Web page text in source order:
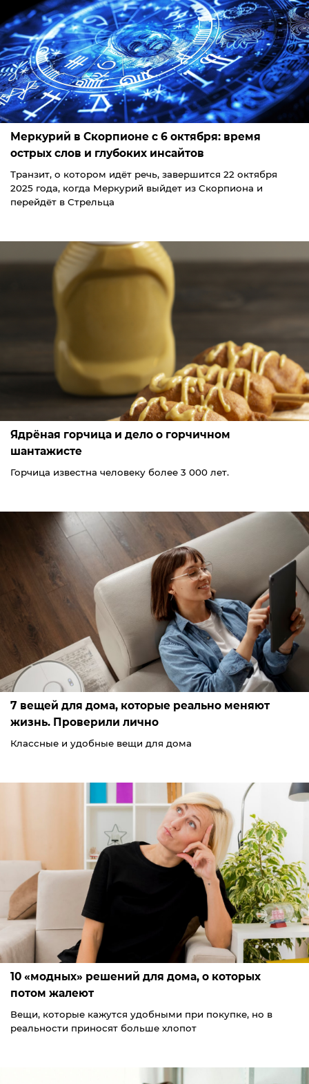
Меркурий в Скорпионе с 6 октября: время
острых слов и глубоких инсайтов
Транзит, о котором идёт речь, завершится 22 октября
2025 года, когда Меркурий выйдет из Скорпиона и
перейдёт в Стрельца
Ядрёная горчица и дело о горчичном
шантажисте
Горчица известна человеку более 3 000 лет.
7 вещей для дома, которые реально меняют
жизнь. Проверили лично
Классные и удобные вещи для дома
10 «модных» решений для дома, о которых
потом жалеют
Вещи, которые кажутся удобными при покупке, но в
реальности приносят больше хлопот